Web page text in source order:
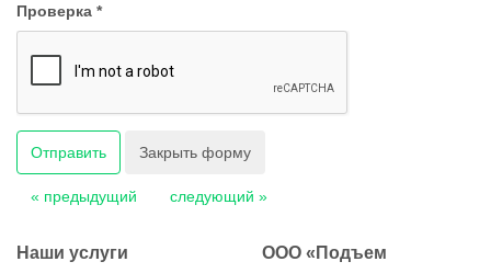
Проверка *
Отправить Закрыть форму
« предыдущий следующий »
Наши услуги
ООО «Подъем